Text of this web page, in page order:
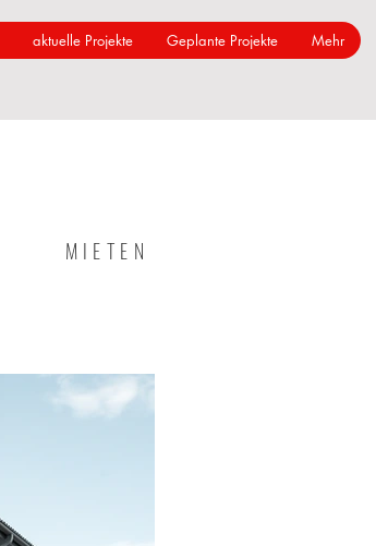
aktuelle Projekte Geplante Projekte Mehr
MIETEN